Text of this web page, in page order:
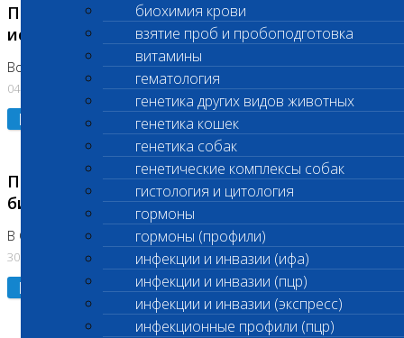
биохимия крови
взятие проб и пробоподготовка
витамины
гематология
генетика других видов животных
генетика кошек
генетика собак
генетические комплексы собак
гистология и цитология
гормоны
гормоны (профили)
инфекции и инвазии (ифа)
инфекции и инвазии (пцр)
инфекции и инвазии (экспресс)
инфекционные профили (пцр)
Приостановка срочных биохимических
исследований
Во Владыкино
04.08.2026
Подробнее
Приостановлено выполнение срочных
биохимических исследований
В Сколково. Код (123,309,310)
30.07.2026
Подробнее